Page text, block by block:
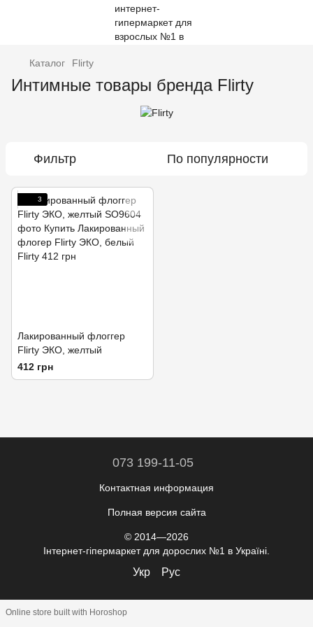
Каталог Flirty
Интимные товары бренда Flirty
Фильтр По популярности
3
Лакированный флоггер
Flirty ЭКО, желтый
412 грн
073 199-11-05
Контактная информация
Полная версия сайта
© 2014—2026
Інтернет-гіпермаркет для дорослих №1 в Україні.
Укр Рус
Online store built with Horoshop